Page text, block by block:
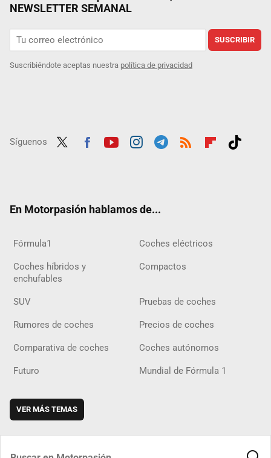
NEWSLETTER SEMANAL
SUSCRIBIR
Suscribiéndote aceptas nuestra política de privacidad
Síguenos
En Motorpasión hablamos de...
Fórmula1 Coches eléctricos
Coches híbridos y
enchufables
Compactos
SUV Pruebas de coches
Rumores de coches Precios de coches
Comparativa de coches Coches autónomos
Futuro Mundial de Fórmula 1
VER MÁS TEMAS